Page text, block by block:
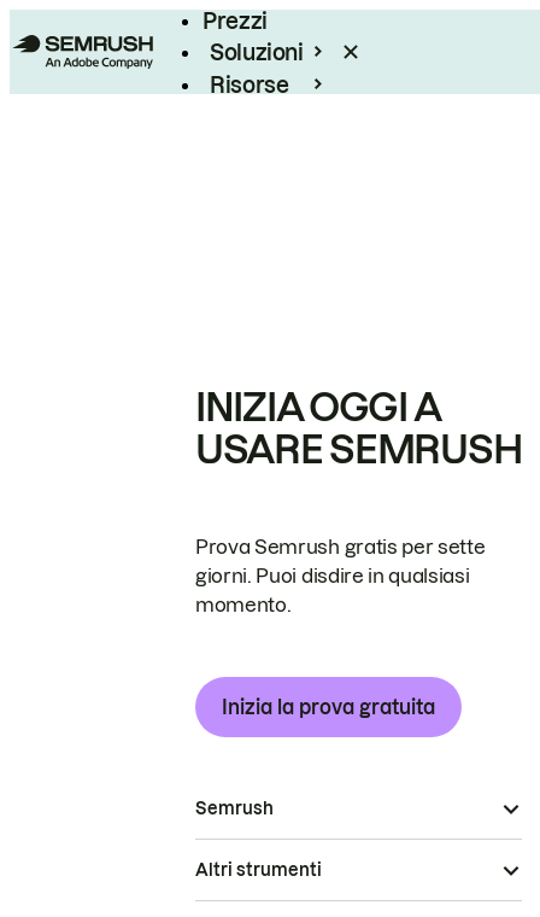
Prezzi
Soluzioni
Risorse
INIZIA OGGI A
USARE SEMRUSH
Prova Semrush gratis per sette
giorni. Puoi disdire in qualsiasi
momento.
Inizia la prova gratuita
Semrush
Altri strumenti